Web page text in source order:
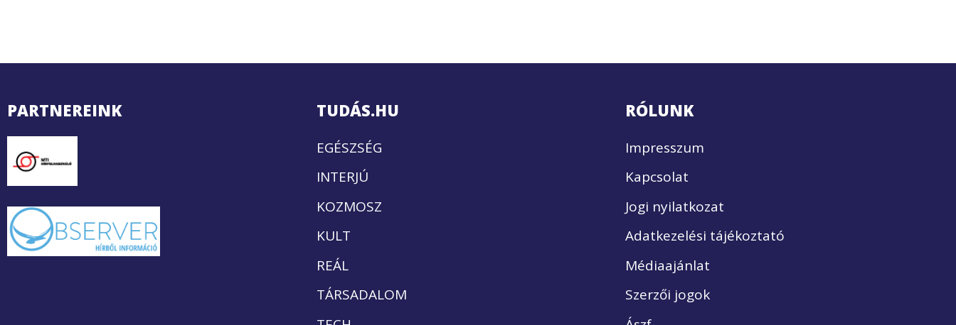
PARTNEREINK TUDÁS.HU
EGÉSZSÉG
INTERJÚ
KOZMOSZ
KULT
REÁL
TÁRSADALOM
RÓLUNK
Impresszum
Kapcsolat
Jogi nyilatkozat
Adatkezelési tájékoztató
Médiaajánlat
Szerzői jogok